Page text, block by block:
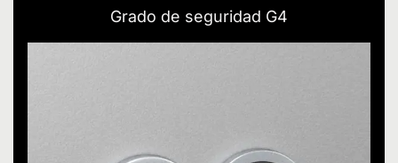
Grado de seguridad G4